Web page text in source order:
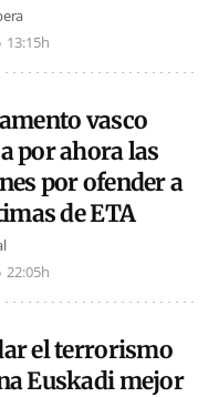
13:15h
vasco
por ahora las
por ofender a
de ETA
22:05h
el terrorismo
Euskadi mejor